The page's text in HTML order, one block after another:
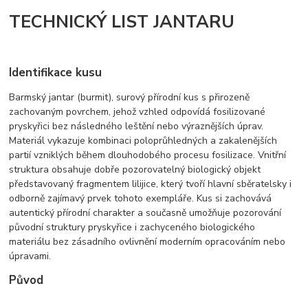
TECHNICKÝ LIST JANTARU
Identifikace kusu
Barmský jantar (burmit), surový přírodní kus s přirozeně
zachovaným povrchem, jehož vzhled odpovídá fosilizované
pryskyřici bez následného leštění nebo výraznějších úprav.
Materiál vykazuje kombinaci poloprůhledných a zakalenějších
partií vzniklých během dlouhodobého procesu fosilizace. Vnitřní
struktura obsahuje dobře pozorovatelný biologický objekt
představovaný fragmentem lilijice, který tvoří hlavní sběratelsky i
odborně zajímavý prvek tohoto exempláře. Kus si zachovává
autentický přírodní charakter a současně umožňuje pozorování
původní struktury pryskyřice i zachyceného biologického
materiálu bez zásadního ovlivnění moderním opracováním nebo
úpravami.
Původ